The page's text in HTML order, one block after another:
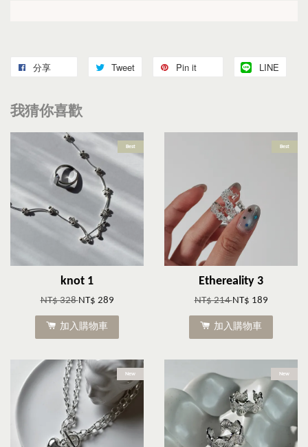
分享 Tweet Pin it LINE
我猜你喜歡
Best
knot 1
NT$ 328NT$ 289
加入購物車
Best
Ethereality 3
NT$ 214NT$ 189
加入購物車
New New